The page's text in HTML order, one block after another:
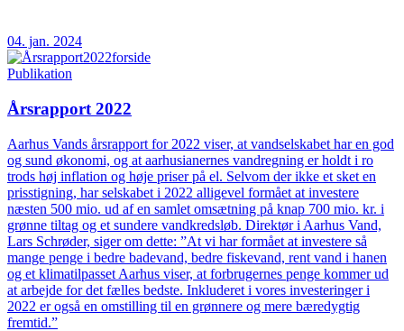
04. jan. 2024
Publikation
Årsrapport 2022
Aarhus Vands årsrapport for 2022 viser, at vandselskabet har en god
og sund økonomi, og at aarhusianernes vandregning er holdt i ro
trods høj inflation og høje priser på el. Selvom der ikke et sket en
prisstigning, har selskabet i 2022 alligevel formået at investere
næsten 500 mio. ud af en samlet omsætning på knap 700 mio. kr. i
grønne tiltag og et sundere vandkredsløb. Direktør i Aarhus Vand,
Lars Schrøder, siger om dette: ”At vi har formået at investere så
mange penge i bedre badevand, bedre fiskevand, rent vand i hanen
og et klimatilpasset Aarhus viser, at forbrugernes penge kommer ud
at arbejde for det fælles bedste. Inkluderet i vores investeringer i
2022 er også en omstilling til en grønnere og mere bæredygtig
fremtid.”